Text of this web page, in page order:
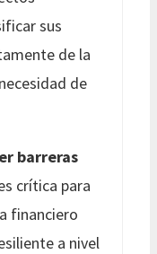
sus
de la
de
barreras
crítica para
financiero
a nivel